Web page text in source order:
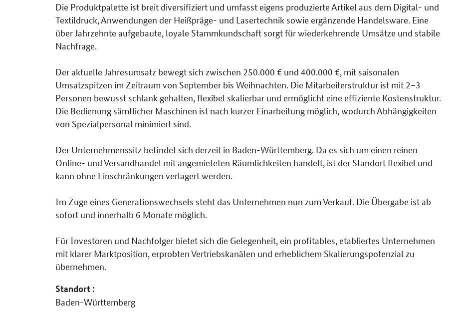
Die Produktpalette ist breit diversifiziert und umfasst eigens produzierte Artikel aus dem Digital- und
Textildruck, Anwendungen der Heißpräge- und Lasertechnik sowie ergänzende Handelsware. Eine
über Jahrzehnte aufgebaute, loyale Stammkundschaft sorgt für wiederkehrende Umsätze und stabile
Nachfrage.
Der aktuelle Jahresumsatz bewegt sich zwischen 250.000 € und 400.000 €, mit saisonalen
Umsatzspitzen im Zeitraum von September bis Weihnachten. Die Mitarbeiterstruktur ist mit 2–3
Personen bewusst schlank gehalten, flexibel skalierbar und ermöglicht eine effiziente Kostenstruktur.
Die Bedienung sämtlicher Maschinen ist nach kurzer Einarbeitung möglich, wodurch Abhängigkeiten
von Spezialpersonal minimiert sind.
Der Unternehmenssitz befindet sich derzeit in Baden-Württemberg. Da es sich um einen reinen
Online- und Versandhandel mit angemieteten Räumlichkeiten handelt, ist der Standort flexibel und
kann ohne Einschränkungen verlagert werden.
Im Zuge eines Generationswechsels steht das Unternehmen nun zum Verkauf. Die Übergabe ist ab
sofort und innerhalb 6 Monate möglich.
Für Investoren und Nachfolger bietet sich die Gelegenheit, ein profitables, etabliertes Unternehmen
mit klarer Marktposition, erprobten Vertriebskanälen und erheblichem Skalierungspotenzial zu
übernehmen.
Standort :
Baden-Württemberg